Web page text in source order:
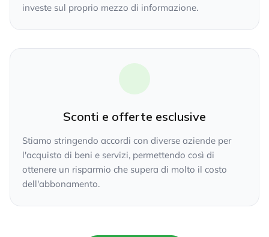
investe sul proprio mezzo di informazione.
Sconti e offerte esclusive
Stiamo stringendo accordi con diverse aziende per
l'acquisto di beni e servizi, permettendo così di
ottenere un risparmio che supera di molto il costo
dell'abbonamento.